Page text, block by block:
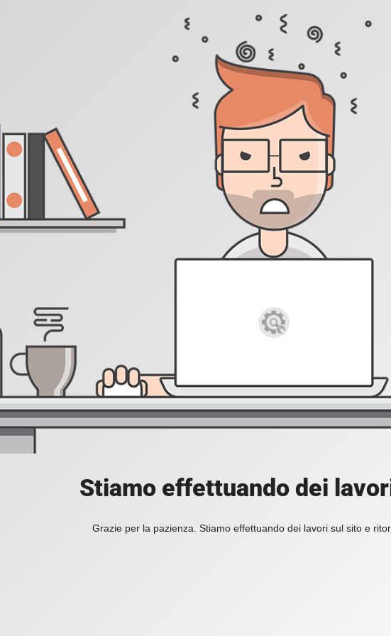
Stiamo effettuando dei
Grazie per la pazienza. Stiamo effettuando dei lavori sul sito e